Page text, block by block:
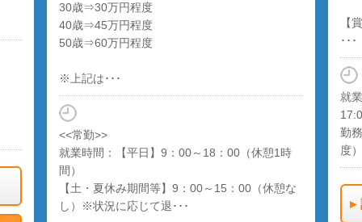
30歳⇒30万円程度
40歳⇒45万円程度
50歳⇒60万円程度
※上記は･･･
<<常勤>>
就業時間：【平日】9：00～18：00（休憩1時
間）
【土・夏休み期間等】9：00～15：00（休憩な
し）※状況に応じて退･･･
【
･･･
就
勤
度）